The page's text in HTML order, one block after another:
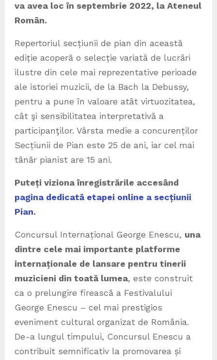
va avea loc în septembrie 2022, la Ateneul
Român.
Repertoriul secțiunii de pian din această
ediție acoperă o selecție variată de lucrări
ilustre din cele mai reprezentative perioade
ale istoriei muzicii, de la Bach la Debussy,
pentru a pune în valoare atât virtuozitatea,
cât şi sensibilitatea interpretativă a
participanţilor. Vârsta medie a concurenților
Secțiunii de Pian este 25 de ani, iar cel mai
tânăr pianist are 15 ani.
Puteți viziona înregistrările accesând
pagina dedicată etapei online a secțiunii
Pian.
Concursul Internațional George Enescu, una
dintre cele mai importante platforme
internaționale de lansare pentru tinerii
muzicieni din toată lumea, este construit
ca o prelungire firească a Festivalului
George Enescu – cel mai prestigios
eveniment cultural organizat de România.
De-a lungul timpului, Concursul Enescu a
contribuit semnificativ la promovarea și